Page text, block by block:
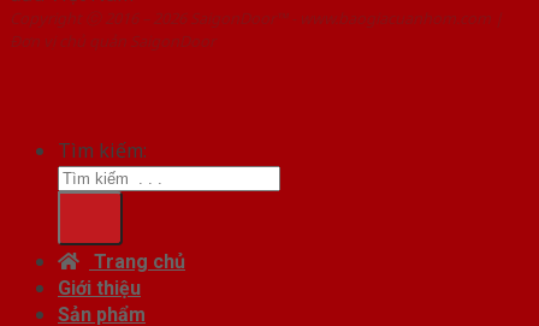
Copyright ⓒ 2016 – 2026 SaigonDoor™ - www.baogiacuanhom.com |
Đơn vị chủ quản SaigonDoor
Tìm kiếm:
Trang chủ
Giới thiệu
Sản phẩm